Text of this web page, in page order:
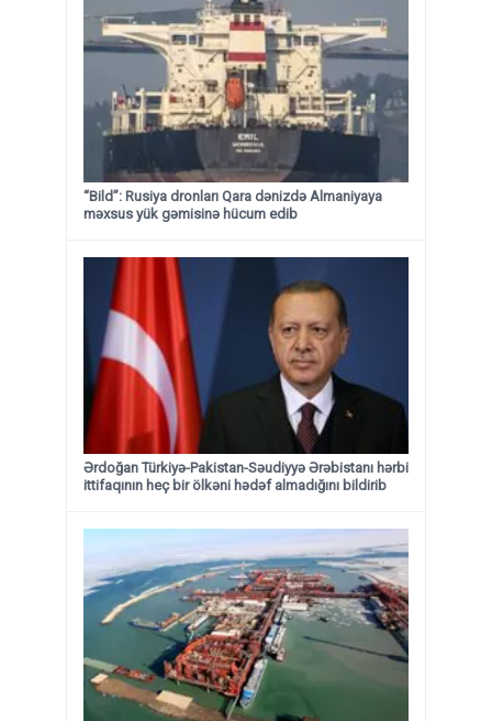
“Bild”: Rusiya dronları Qara dənizdə Almaniyaya
məxsus yük gəmisinə hücum edib
Ərdoğan Türkiyə-Pakistan-Səudiyyə Ərəbistanı hərbi
ittifaqının heç bir ölkəni hədəf almadığını bildirib